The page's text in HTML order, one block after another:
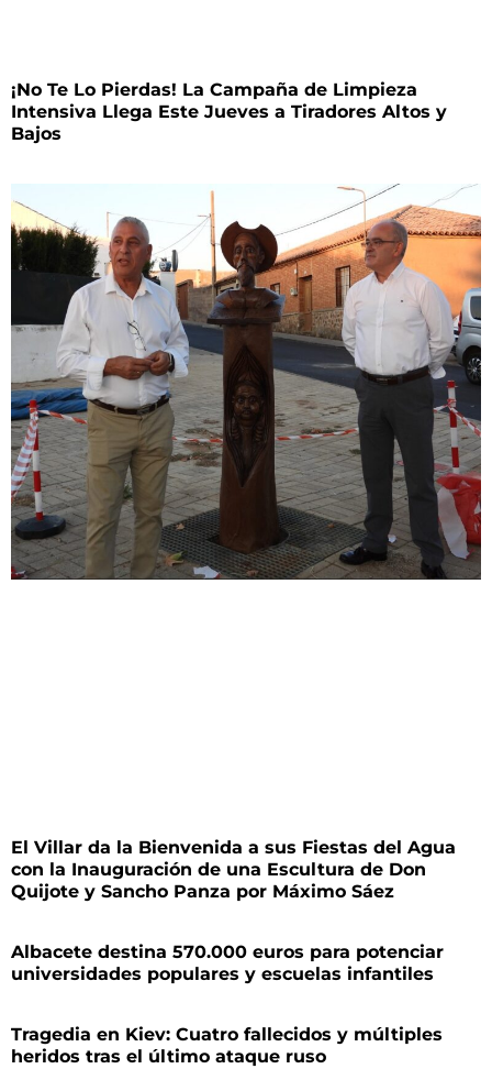
¡No Te Lo Pierdas! La Campaña de Limpieza
Intensiva Llega Este Jueves a Tiradores Altos y
Bajos
El Villar da la Bienvenida a sus Fiestas del Agua
con la Inauguración de una Escultura de Don
Quijote y Sancho Panza por Máximo Sáez
Albacete destina 570.000 euros para potenciar
universidades populares y escuelas infantiles
Tragedia en Kiev: Cuatro fallecidos y múltiples
heridos tras el último ataque ruso